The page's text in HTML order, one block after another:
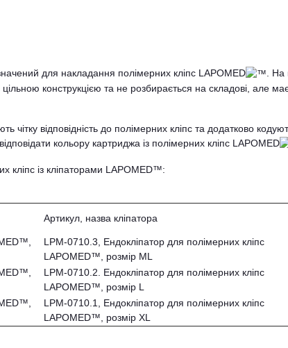
для накладання полімерних кліпс LAPOMED
. На
конструкцією та не розбирається на складові, але
відповідність до полімерних кліпс та додатково
кольору картриджа із полімерних кліпс LAPOMED
кліпс із кліпаторами LAPOMED™:
Артикул, назва кліпатора
LPM-0710.3, Ендокліпатор для полімерних кліпс
LAPOMED™, розмір ML
LPM-0710.2. Ендокліпатор для полімерних кліпс
LAPOMED™, розмір L
LPM-0710.1, Ендокліпатор для полімерних кліпс
LAPOMED™, розмір XL